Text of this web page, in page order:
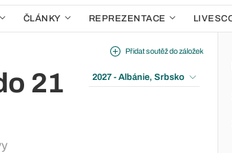
ČLÁNKY REPREZENTACE
21
Přidat soutěž do záložek
2027 - Albánie, Srbsko